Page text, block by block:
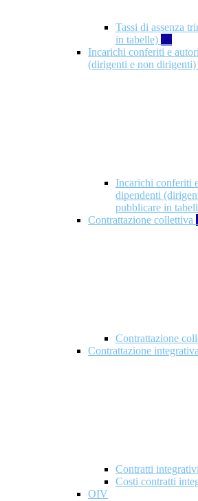
Tassi di assenza
in tabelle) 12
Incarichi conferiti e
(dirigenti e non dirigenti)
Incarichi conferiti
dipendenti
pubblicare in
Contrattazione collettiva
Contrattazione
Contrattazione integrativa
Contratti integrativi
Costi contratti
OIV